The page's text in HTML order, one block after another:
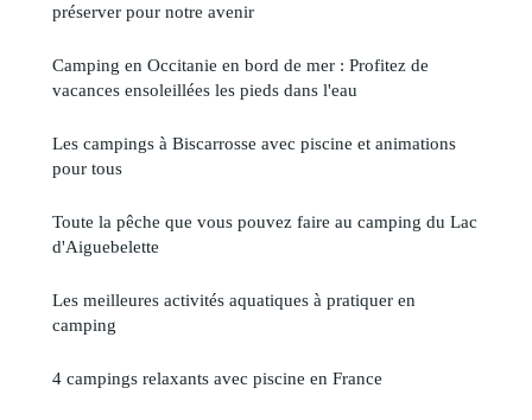
préserver pour notre avenir
Camping en Occitanie en bord de mer : Profitez de
vacances ensoleillées les pieds dans l'eau
Les campings à Biscarrosse avec piscine et animations
pour tous
Toute la pêche que vous pouvez faire au camping du Lac
d'Aiguebelette
Les meilleures activités aquatiques à pratiquer en
camping
4 campings relaxants avec piscine en France